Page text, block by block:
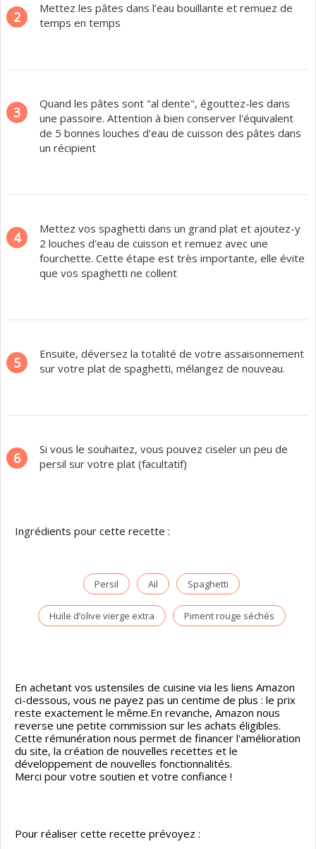
2
Mettez les pâtes dans l’eau bouillante et remuez de
temps en temps
3
Quand les pâtes sont "al dente", égouttez-les dans
une passoire. Attention à bien conserver l'équivalent
de 5 bonnes louches d'eau de cuisson des pâtes dans
un récipient
4
Mettez vos spaghetti dans un grand plat et ajoutez-y
2 louches d'eau de cuisson et remuez avec une
fourchette. Cette étape est très importante, elle évite
que vos spaghetti ne collent
5
Ensuite, déversez la totalité de votre assaisonnement
sur votre plat de spaghetti, mélangez de nouveau.
6
Si vous le souhaitez, vous pouvez ciseler un peu de
persil sur votre plat (facultatif)
Ingrédients pour cette recette :
Persil Ail Spaghetti
Huile d’olive vierge extra Piment rouge séchés
En achetant vos ustensiles de cuisine via les liens Amazon
ci-dessous, vous ne payez pas un centime de plus : le prix
reste exactement le même.En revanche, Amazon nous
reverse une petite commission sur les achats éligibles.
Cette rémunération nous permet de financer l'amélioration
du site, la création de nouvelles recettes et le
développement de nouvelles fonctionnalités.
Merci pour votre soutien et votre confiance !
Pour réaliser cette recette prévoyez :